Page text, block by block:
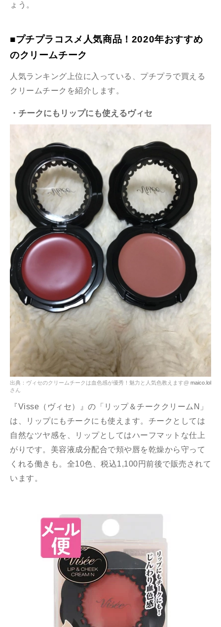
ょう。
■プチプラコスメ人気商品！2020年おすすめ
のクリームチーク
人気ランキング上位に入っている、プチプラで買える
クリームチークを紹介します。
・チークにもリップにも使えるヴィセ
出典：ヴィセのクリームチークは血色感が優秀！魅力と人気色教えます@ maico.lol
さん
『Visse（ヴィセ）』の「リップ＆チーククリームN」
は、リップにもチークにも使えます。チークとしては
自然なツヤ感を、リップとしてはハーフマットな仕上
がりです。美容液成分配合で頬や唇を乾燥から守って
くれる働きも。全10色、税込1,100円前後で販売されて
います。